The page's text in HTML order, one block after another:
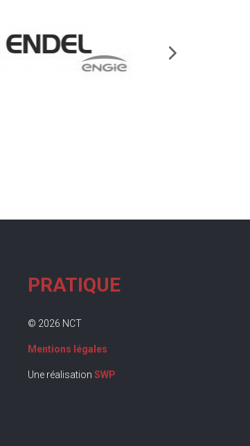
PRATIQUE
© 2026 NCT
Mentions légales
Une réalisation SWP